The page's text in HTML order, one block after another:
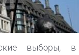
выборы,